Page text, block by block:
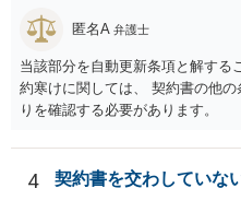
匿名A 弁護士
当該部分を自動更新条項と解する
約寒けに関しては、 契約書の他
りを確認する必要があります。
4 契約書を交わしていな